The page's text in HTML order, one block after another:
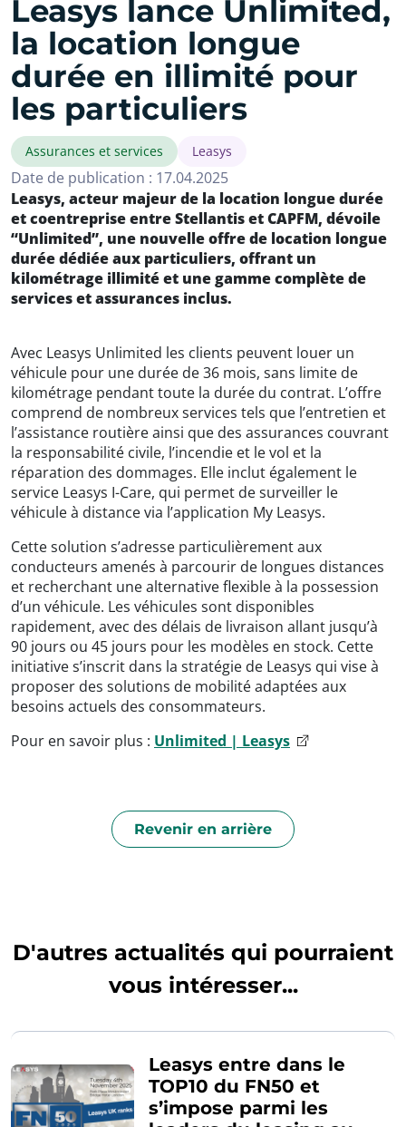
Leasys lance Unlimited,
la location longue
durée en illimité pour
les particuliers
Assurances et services Leasys
Date de publication : 17.04.2025
Leasys, acteur majeur de la location longue durée
et coentreprise entre Stellantis et CAPFM, dévoile
“Unlimited”, une nouvelle offre de location longue
durée dédiée aux particuliers, offrant un
kilométrage illimité et une gamme complète de
services et assurances inclus.
Avec Leasys Unlimited les clients peuvent louer un
véhicule pour une durée de 36 mois, sans limite de
kilométrage pendant toute la durée du contrat. L’offre
comprend de nombreux services tels que l’entretien et
l’assistance routière ainsi que des assurances couvrant
la responsabilité civile, l’incendie et le vol et la
réparation des dommages. Elle inclut également le
service Leasys I-Care, qui permet de surveiller le
véhicule à distance via l’application My Leasys.
Cette solution s’adresse particulièrement aux
conducteurs amenés à parcourir de longues distances
et recherchant une alternative flexible à la possession
d’un véhicule. Les véhicules sont disponibles
rapidement, avec des délais de livraison allant jusqu’à
90 jours ou 45 jours pour les modèles en stock. Cette
initiative s’inscrit dans la stratégie de Leasys qui vise à
proposer des solutions de mobilité adaptées aux
besoins actuels des consommateurs.
Pour en savoir plus : Unlimited | Leasys
Revenir en arrière
D'autres actualités qui pourraient
vous intéresser...
Leasys entre dans le
TOP10 du FN50 et
s’impose parmi les